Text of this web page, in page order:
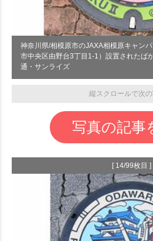
神奈川県/相模原市のJAXA相模原キャン
市中央区由野台3丁目1-1）設置されたば
通・サンライズ
縦スクロールで次
写真の記事
[ 14/99枚目 ]